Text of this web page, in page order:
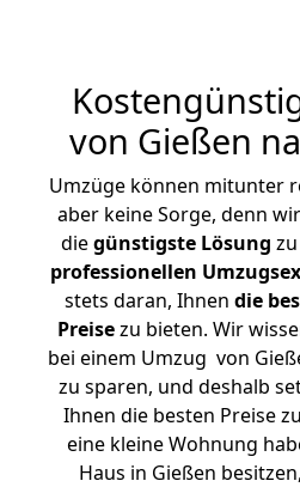
von Gießen
Umzüge können mitunter
aber keine Sorge, denn
diegünstigste Lösung
professionellen
stets daran, Ihnen die
Preisezu bieten. Wir
bei einem Umzug von
zu sparen, und deshalb
Ihnen die besten Preise
eine kleine Wohnung
Haus in Gießen